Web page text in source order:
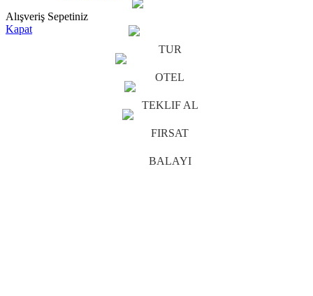
Alışveriş Sepetiniz
Kapat
TUR
OTEL
TEKLIF AL
FIRSAT
BALAYI